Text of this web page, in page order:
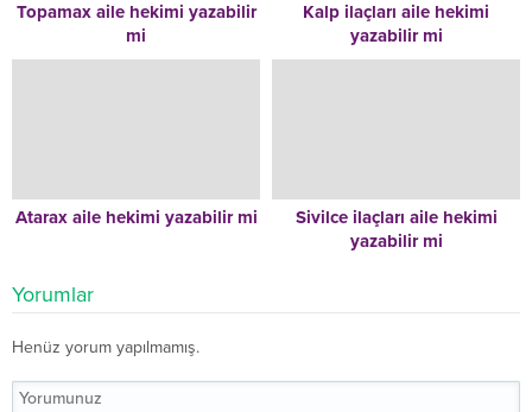
Topamax aile hekimi yazabilir
mi
Kalp ilaçları aile hekimi
yazabilir mi
Atarax aile hekimi yazabilir mi
Sivilce ilaçları aile hekimi
yazabilir mi
Yorumlar
Henüz yorum yapılmamış.